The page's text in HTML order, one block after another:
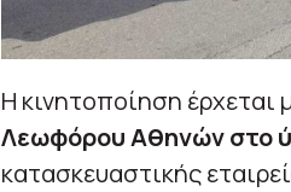
Η κινητοποίηση έρχεται
Λεωφόρου Αθηνών στο
κατασκευαστικής